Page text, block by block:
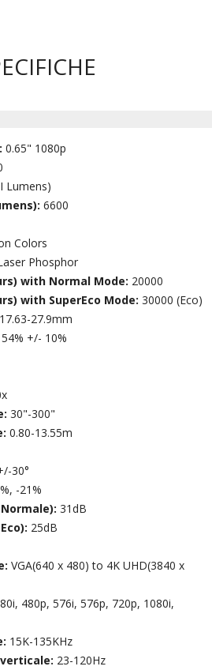
0.65" 1080p
Lumens)
6600
Colors
Phosphor
with Normal Mode: 20000
with SuperEco Mode:30000 (Eco)
27.9mm
+/- 10%
30"-300"
0.80-13.55m
30°
-21%
31dB
25dB
VGA(640 x 480) to 4K UHD(3840 x
480p, 576i, 576p, 720p, 1080i,
15K-135KHz
23-120Hz